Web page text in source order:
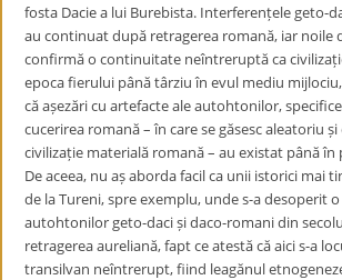
fosta Dacie a lui Burebista. Interferențele geto-
au continuat după retragerea romană, iar noile
confirmă o continuitate neîntreruptă ca
epoca fierului până târziu în evul mediu
că așezări cu artefacte ale autohtonilor,
cucerirea romană – în care se găsesc aleatoriu
civilizație materială romană – au existat până în
De aceea, nu aș aborda facil ca unii istorici mai
de la Tureni, spre exemplu, unde s-a desoperit o
autohtonilor geto-daci și daco-romani din
retragerea aureliană, fapt ce atestă că aici s-a
transilvan neîntrerupt, fiind leagănul